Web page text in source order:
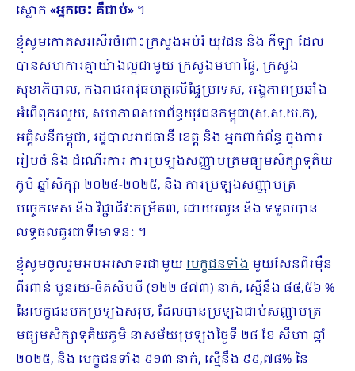
ស្លោក«អ្នកចេះ គឺជាប់»។
ខ្ញុំសូមកោតសរសើរចំពោះក្រសួងអប់រំ យុវជន និង កីឡា ដែល
បានសហការគ្នាយ៉ាងល្អជាមួយ ក្រសួងមហាផ្ទៃ, ក្រសួង
សុខាភិបាល, កងរាជអាវុធហត្ថលើផ្ទៃប្រទេស, អង្គភាពប្រឆាំង
អំពើពុករលួយ, សហភាពសហព័ន្ធយុវជនកម្ពុជា(ស.ស.យ.ក),
អគ្គិសនីកម្ពុជា, រដ្ឋបាលរាជធានី ខេត្ត និង អ្នកពាក់ព័ន្ធ ក្នុងការ
រៀបចំ និង ដំណើរការ ការប្រឡងសញ្ញាបត្រមធ្យមសិក្សាទុតិយ
ភូមិ ឆ្នាំសិក្សា ២០២៤-២០២៥, និង ការប្រឡងសញ្ញាបត្រ
បច្ចេកទេស និង វិជ្ជាជីវៈកម្រិត៣, ដោយរលូន និង ទទួលបាន
លទ្ធផលគួរជាទីមោទនៈ ។
ខ្ញុំសូមចូលរួមអបអរសាទរជាមួយបេក្ខជនទាំងមួយសែនពីរម៉ឺន
ពីរពាន់ បួនរយ-ចិតសិបបី (១២២ ៤៧៣) នាក់, ស្មើនឹង ៨៤,៥៦ %
នៃបេក្ខជនមកប្រឡងសរុប, ដែលបានប្រឡងជាប់សញ្ញាបត្រ
មធ្យមសិក្សាទុតិយភូមិ នាសម័យប្រឡងថ្ងៃទី ២៨ ខែ សីហា ឆ្នាំ
២០២៥, និង បេក្ខជនទាំង ៩១៣ នាក់, ស្មើនឹង ៩៩,៧៨% នៃ